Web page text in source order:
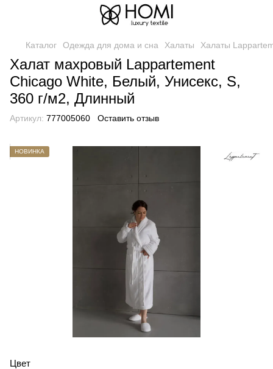
Каталог Одежда для дома и сна Халаты Халаты
Халат махровый Lappartement
Chicago White, Белый, Унисекс, S,
360 г/м2, Длинный
Артикул: 777005060 Оставить отзыв
НОВИНКА
Цвет